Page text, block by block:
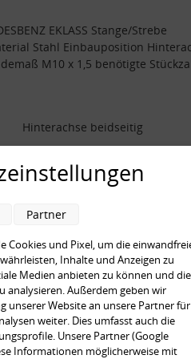
EKLASS Stange/Strebe
Stahl Einbauposition
M10 x 1,5 benötigte
Hinterachse beidseitig
Stahl
Koppelstange
260 mm
zweiteilig
Satz
1
Cookies und Pixel, um die
Inhalte und Anzeigen zu
Medien anbieten zu können und die
analysieren. Außerdem geben wir
unserer Website an unsere Partner für
weiter. Dies umfasst auch die
Unsere Partner (Google
Informationen möglicherweise mit
Partner